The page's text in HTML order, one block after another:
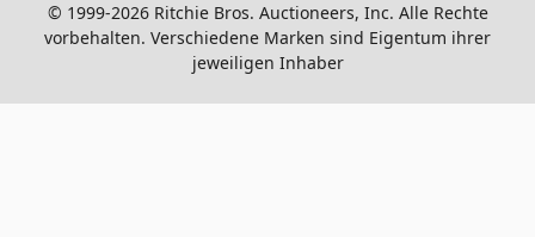
© 1999-2026 Ritchie Bros. Auctioneers, Inc. Alle Rechte
vorbehalten. Verschiedene Marken sind Eigentum ihrer
jeweiligen Inhaber